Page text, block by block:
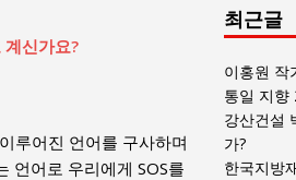
신가요?
루어진 언어를 구사하며
언어로 우리에게 SOS를
과
사
회
글
목
록
최근글
이홍원 작
통일 지향
강산건설
가?
한국지방